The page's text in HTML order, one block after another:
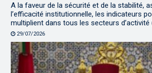
A la faveur de la sécurité et de la stabilité,
l’efficacité institutionnelle, les indicateurs
multiplient dans tous les secteurs d’activité
29/07/2026